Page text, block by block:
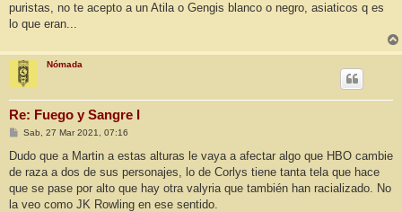
puristas, no te acepto a un Atila o Gengis blanco o negro, asiaticos q es
lo que eran...
Nómada
Re: Fuego y Sangre I
M
n
a
j
Sab, 27 Mar 2021, 07:16
Dudo que a Martin a estas alturas le vaya a afectar algo que HBO cambie
de raza a dos de sus personajes, lo de Corlys tiene tanta tela que hace
que se pase por alto que hay otra valyria que también han racializado. No
la veo como JK Rowling en ese sentido.